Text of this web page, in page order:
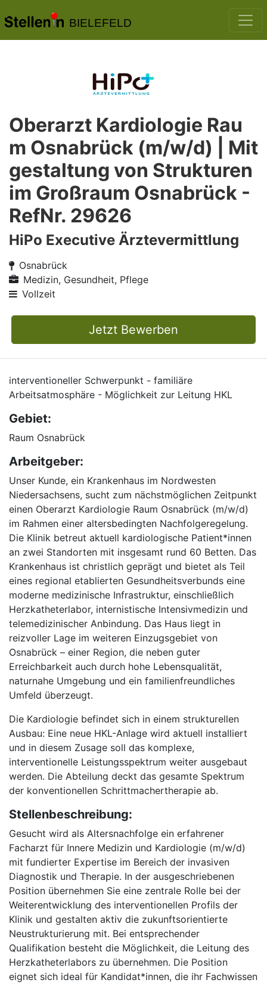
BIELEFELD
Oberarzt Kardiologie Rau
m Osnabrück (m/w/d) | Mit
gestaltung von Strukturen
im Großraum Osnabrück -
RefNr. 29626
HiPo Executive Ärztevermittlung
Osnabrück
Medizin, Gesundheit, Pflege
Vollzeit
Jetzt Bewerben
interventioneller Schwerpunkt - familiäre
Arbeitsatmosphäre - Möglichkeit zur Leitung HKL
Gebiet:
Raum Osnabrück
Arbeitgeber:
Unser Kunde, ein Krankenhaus im Nordwesten
Niedersachsens, sucht zum nächstmöglichen Zeitpunkt
einen Oberarzt Kardiologie Raum Osnabrück (m/w/d)
im Rahmen einer altersbedingten Nachfolgeregelung.
Die Klinik betreut aktuell kardiologische Patient*innen
an zwei Standorten mit insgesamt rund 60 Betten. Das
Krankenhaus ist christlich geprägt und bietet als Teil
eines regional etablierten Gesundheitsverbunds eine
moderne medizinische Infrastruktur, einschließlich
Herzkatheterlabor, internistische Intensivmedizin und
telemedizinischer Anbindung. Das Haus liegt in
reizvoller Lage im weiteren Einzugsgebiet von
Osnabrück – einer Region, die neben guter
Erreichbarkeit auch durch hohe Lebensqualität,
naturnahe Umgebung und ein familienfreundliches
Umfeld überzeugt.
Die Kardiologie befindet sich in einem strukturellen
Ausbau: Eine neue HKL-Anlage wird aktuell installiert
und in diesem Zusage soll das komplexe,
interventionelle Leistungsspektrum weiter ausgebaut
werden. Die Abteilung deckt das gesamte Spektrum
der konventionellen Schrittmachertherapie ab.
Stellenbeschreibung:
Gesucht wird als Altersnachfolge ein erfahrener
Facharzt für Innere Medizin und Kardiologie (m/w/d)
mit fundierter Expertise im Bereich der invasiven
Diagnostik und Therapie. In der ausgeschriebenen
Position übernehmen Sie eine zentrale Rolle bei der
Weiterentwicklung des interventionellen Profils der
Klinik und gestalten aktiv die zukunftsorientierte
Neustrukturierung mit. Bei entsprechender
Qualifikation besteht die Möglichkeit, die Leitung des
Herzkatheterlabors zu übernehmen. Die Position
eignet sich ideal für Kandidat*innen, die ihr Fachwissen